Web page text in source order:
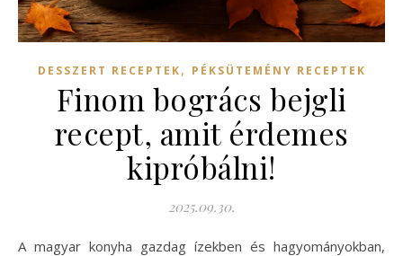
DESSZERT RECEPTEK, PÉKSÜTEMÉNY RECEPTEK
Finom bogrács bejgli
recept, amit érdemes
kipróbálni!
2025.09.30.
A magyar konyha gazdag ízekben és hagyományokban,